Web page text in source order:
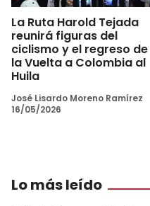
La Ruta Harold Tejada
reunirá figuras del
ciclismo y el regreso de
la Vuelta a Colombia al
Huila
José Lisardo Moreno Ramírez
16/05/2026
Lo más leído